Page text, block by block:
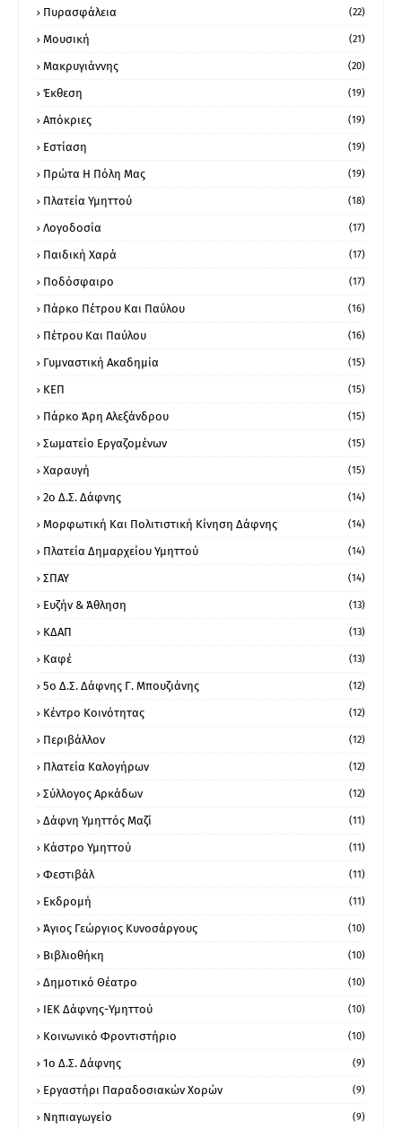
Πυρασφάλεια (22)
Μουσική (21)
Μακρυγιάννης (20)
Έκθεση (19)
Απόκριες (19)
Εστίαση (19)
Πρώτα Η Πόλη Μας (19)
Πλατεία Υμηττού (18)
Λογοδοσία (17)
Παιδική Χαρά (17)
Ποδόσφαιρο (17)
Πάρκο Πέτρου Και Παύλου (16)
Πέτρου Και Παύλου (16)
Γυμναστική Ακαδημία (15)
ΚΕΠ (15)
Πάρκο Άρη Αλεξάνδρου (15)
Σωματείο Εργαζομένων (15)
Χαραυγή (15)
2ο Δ.Σ. Δάφνης (14)
Μορφωτική Και Πολιτιστική Κίνηση Δάφνης (14)
Πλατεία Δημαρχείου Υμηττού (14)
ΣΠΑΥ (14)
Ευζήν & Άθληση (13)
ΚΔΑΠ (13)
Καφέ (13)
5ο Δ.Σ. Δάφνης Γ. Μπουζιάνης (12)
Κέντρο Κοινότητας (12)
Περιβάλλον (12)
Πλατεία Καλογήρων (12)
Σύλλογος Αρκάδων (12)
Δάφνη Υμηττός Μαζί (11)
Κάστρο Υμηττού (11)
Φεστιβάλ (11)
Εκδρομή (11)
Άγιος Γεώργιος Κυνοσάργους (10)
Βιβλιοθήκη (10)
Δημοτικό Θέατρο (10)
ΙΕΚ Δάφνης-Υμηττού (10)
Κοινωνικό Φροντιστήριο (10)
1ο Δ.Σ. Δάφνης (9)
Εργαστήρι Παραδοσιακών Χορών (9)
Νηπιαγωγείο (9)